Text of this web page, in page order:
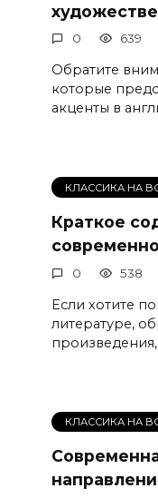
0 639
Обратите
которые
акценты в
КЛАССИКА НА
Краткое
0 538
Если хотите
литературе,
КЛАССИКА НА